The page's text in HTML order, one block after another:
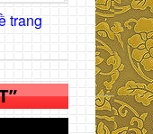
trang